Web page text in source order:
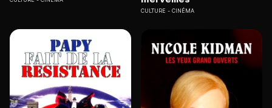
CULTURE CINÉMA